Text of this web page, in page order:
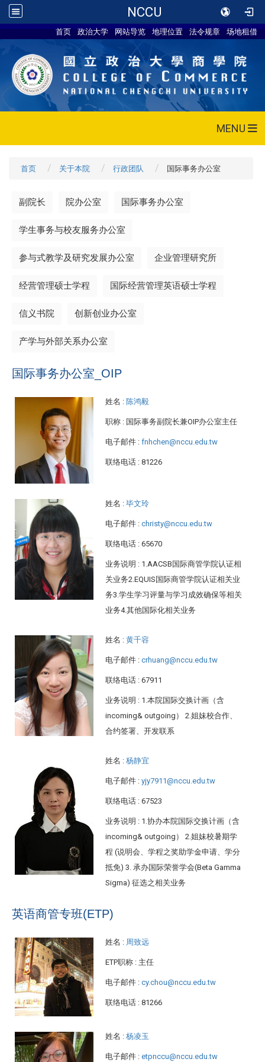
NCCU
首页 政治大学 网站导览 地理位置 法令规章 场地租借
MENU
首页 关于本院 行政团队 国际事务办公室
副院长 院办公室 国际事务办公室
学生事务与校友服务办公室
参与式教学及研究发展办公室 企业管理研究所
经营管理硕士学程 国际经营管理英语硕士学程
信义书院 创新创业办公室
产学与外部关系办公室
国际事务办公室_OIP
姓名 : 陈鸿毅
职称 : 国际事务副院长兼OIP办公室主任
电子邮件 : fnhchen@nccu.edu.tw
联络电话 : 81226
姓名 : 毕文玲
电子邮件 : christy@nccu.edu.tw
联络电话 : 65670
业务说明 : 1.AACSB国际商管学院认证相
关业务2.EQUIS国际商管学院认证相关业
务3.学生学习评量与学习成效确保等相关
业务4.其他国际化相关业务
姓名 : 黄千容
电子邮件 : crhuang@nccu.edu.tw
联络电话 : 67911
业务说明 : 1.本院国际交换计画（含
incoming& outgoing） 2.姐妹校合作、
合约签署、开发联系
姓名 : 杨静宜
电子邮件 : yjy7911@nccu.edu.tw
联络电话 : 67523
业务说明 : 1.协办本院国际交换计画（含
incoming& outgoing） 2.姐妹校暑期学
程 (说明会、学程之奖助学金申请、学分
抵免) 3. 承办国际荣誉学会(Beta Gamma
Sigma) 征选之相关业务
英语商管专班(ETP)
姓名 : 周致远
ETP职称 : 主任
电子邮件 : cy.chou@nccu.edu.tw
联络电话 : 81266
姓名 : 杨凌玉
电子邮件 : etpnccu@nccu.edu.tw